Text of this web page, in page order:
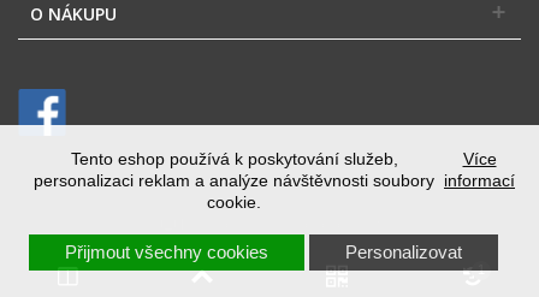
Tento eshop používá k poskytování služeb,
personalizaci reklam a analýze návštěvnosti soubory
cookie.
Více
informací
Přijmout všechny cookies Personalizovat
O NÁKUPU
1